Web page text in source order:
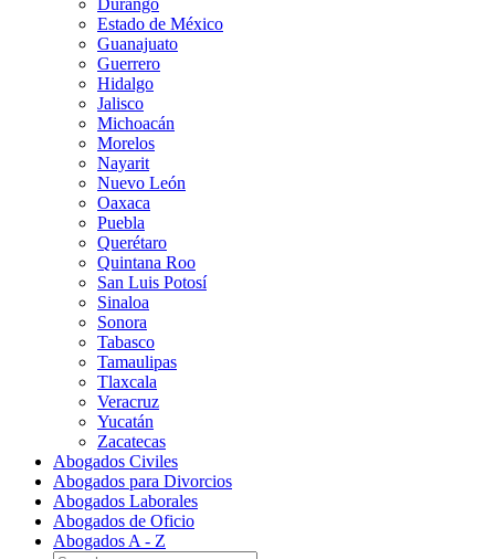
Estado de México
Guanajuato
Guerrero
Hidalgo
Jalisco
Michoacán
Morelos
Nayarit
Nuevo León
Oaxaca
Puebla
Querétaro
Quintana Roo
San Luis Potosí
Sinaloa
Sonora
Tabasco
Tamaulipas
Tlaxcala
Veracruz
Yucatán
Zacatecas
Abogados Civiles
Abogados para Divorcios
Abogados Laborales
Abogados de Oficio
Abogados A - Z